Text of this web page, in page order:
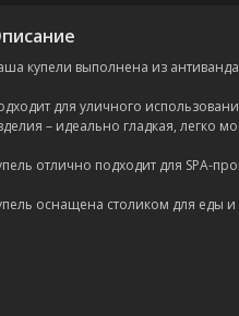
купели выполнена из
для уличного
– идеально гладкая, легко
отлично подходит для SPA-
оснащена столиком для еды